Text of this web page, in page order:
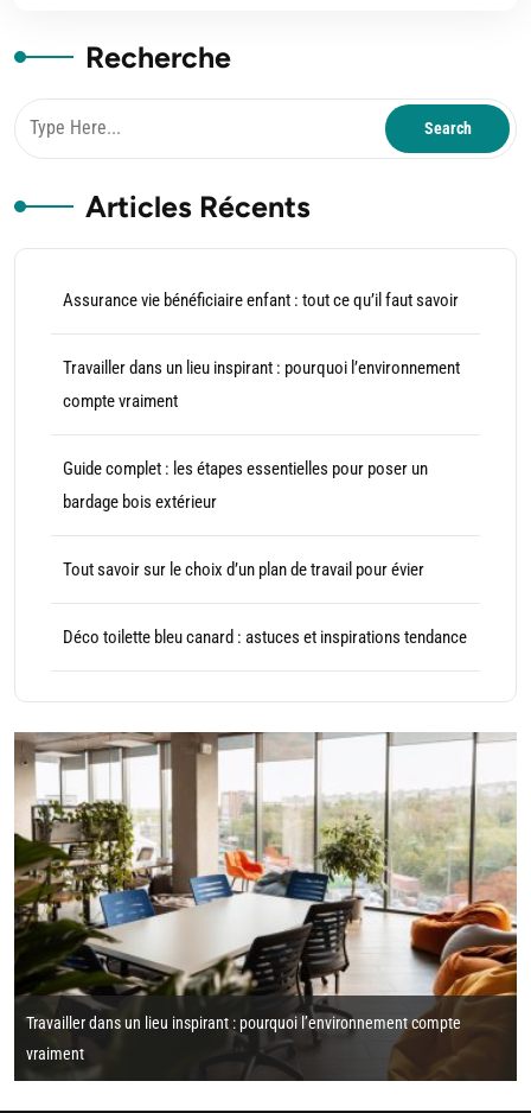
Recherche
Articles Récents
Assurance vie bénéficiaire enfant : tout ce qu’il faut savoir
Travailler dans un lieu inspirant : pourquoi l’environnement
compte vraiment
Guide complet : les étapes essentielles pour poser un
bardage bois extérieur
Tout savoir sur le choix d’un plan de travail pour évier
Déco toilette bleu canard : astuces et inspirations tendance
Travailler dans un lieu inspirant : pourquoi l’environnement compte
vraiment